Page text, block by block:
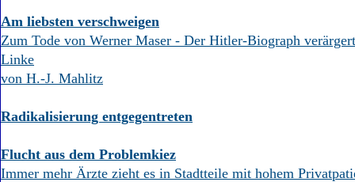
Archiv
Mediadaten
Am liebsten verschweigen
Zum Tode von Werner Maser - Der Hitler-Biograph
Linke
von H.-J. Mahlitz
Radikalisierung entgegentreten
Flucht aus dem Problemkiez
Immer mehr Ärzte zieht es in Stadtteile mit hohem